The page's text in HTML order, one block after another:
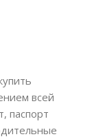
всей
паспорт